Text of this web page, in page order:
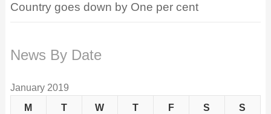
Country goes down by One per cent
News By Date
January 2019
M
T W T F S S